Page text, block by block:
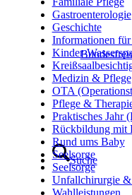
Suche
Gastroenterologie
Geschichte
Informationen für
Kinder-
Medizin & Pflege
OTA
Pflege &
Praktisches Jahr
Rückbildung mit
Rund ums Baby
Seelsorge
Seelsorge
Unfallchirurgie